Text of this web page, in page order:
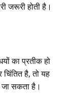
जरूरी होती है।
का प्रतीक हो
चिंतित है, तो यह
सकता है।